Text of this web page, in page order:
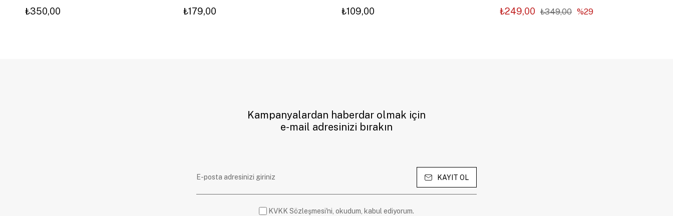
₺350,00 ₺179,00 ₺109,00 ₺249,00 ₺349,00 %29
Kampanyalardan haberdar olmak için
e-mail adresinizi bırakın
KAYIT OL
KVKK Sözleşmesi'ni, okudum, kabul ediyorum.